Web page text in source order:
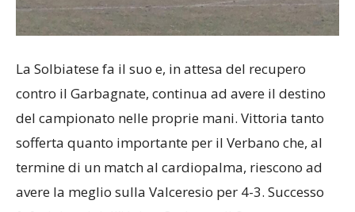
La Solbiatese fa il suo e, in attesa del recupero
contro il Garbagnate, continua ad avere il destino
del campionato nelle proprie mani. Vittoria tanto
sofferta quanto importante per il Verbano che, al
termine di un match al cardiopalma, riescono ad
avere la meglio sulla Valceresio per 4-3. Successo